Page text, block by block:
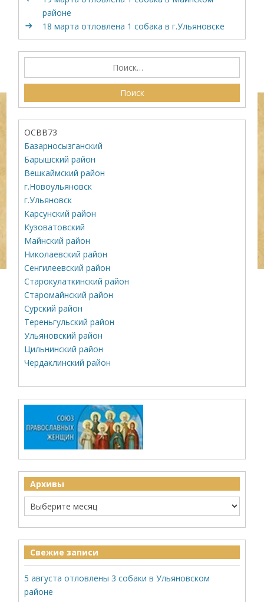
районе
18 марта отловлена 1 собака в г.Ульяновске
ОСВВ73
Базарносызганский
Барышский район
Вешкаймский район
г.Новоульяновск
г.Ульяновск
Карсунский район
Кузоватовский
Майнский район
Николаевский район
Сенгилеевский район
Старокулаткинский район
Старомайнский район
Сурский район
Тереньгульский район
Ульяновский район
Цильнинский район
Чердаклинский район
Архивы
Свежие записи
5 августа отловлены 3 собаки в Ульяновском
районе